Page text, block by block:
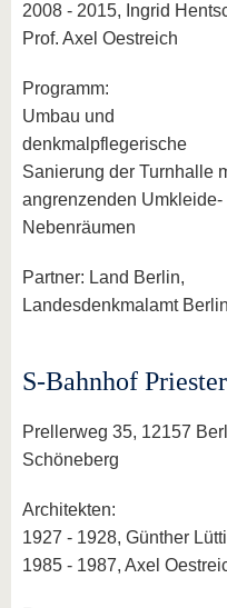
2008 - 2015, Ingrid
Prof. Axel Oestreich
Programm:
Umbau und
denkmalpflegerische
Sanierung der Turnhalle
angrenzenden Umkleide-
Nebenräumen
Partner: Land Berlin,
Landesdenkmalamt Berlin
S-Bahnhof
Prellerweg 35, 12157
Schöneberg
Architekten:
1927 - 1928, Günther
1985 - 1987, Axel